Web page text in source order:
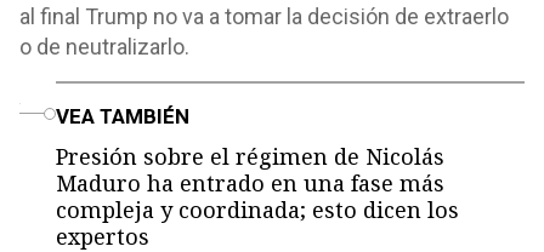
al final Trump no va a tomar la decisión de extraerlo
o de neutralizarlo.
VEA TAMBIÉN
Presión sobre el régimen de Nicolás
Maduro ha entrado en una fase más
compleja y coordinada; esto dicen los
expertos